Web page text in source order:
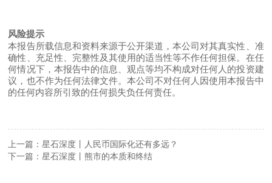
风险提示
本报告所载信息和资料来源于公开渠道，本公司对其真实性、准
确性、充足性、完整性及其使用的适当性等不作任何担保。在任
何情况下，本报告中的信息、观点等均不构成对任何人的投资建
议，也不作为任何法律文件。本公司不对任何人因使用本报告中
的任何内容所引致的任何损失负任何责任。
上一篇：星石深度丨人民币国际化还有多远？
下一篇：星石深度丨熊市的本质和终结